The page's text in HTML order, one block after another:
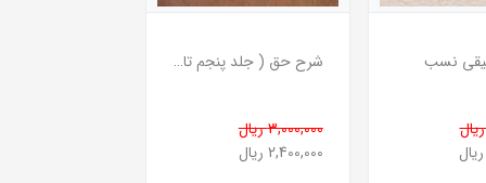
نسب شرح حق ( جلد پنجم تاریخ شفاهی حقوق ایران )
3,000,000 ریال
2,400,000 ریال